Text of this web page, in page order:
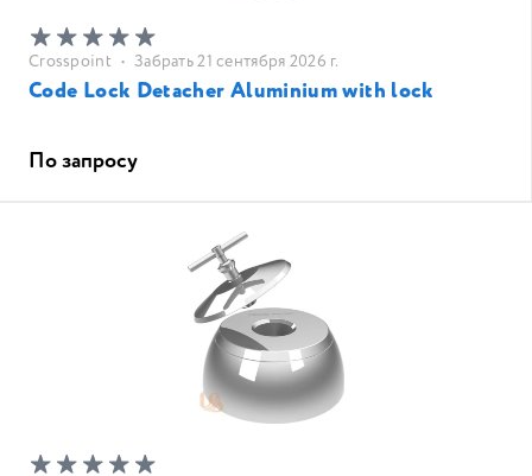
Crosspoint • Забрать 21 сентября 2026 г.
Code Lock Detacher Aluminium with lock
По запросу